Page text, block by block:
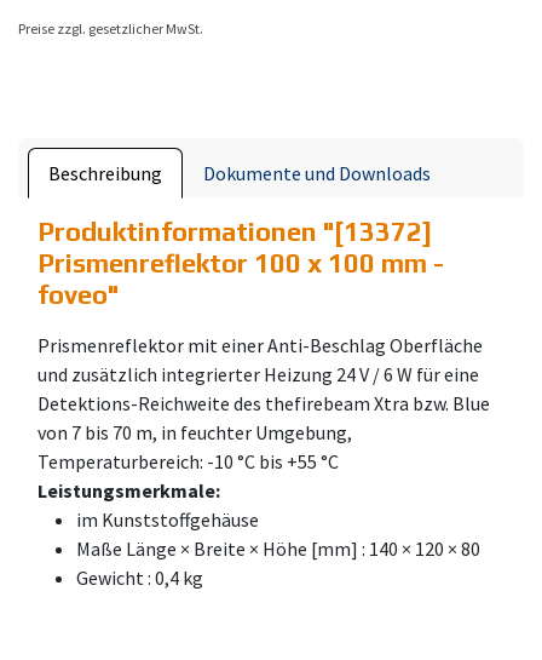
Preise zzgl. gesetzlicher MwSt.
Beschreibung Dokumente und Downloads
Produktinformationen " [13372]
Prismenreflektor 100 x 100 mm -
foveo"
Prismenreflektor mit einer Anti-Beschlag Oberfläche
und zusätzlich integrierter Heizung 24 V / 6 W für eine
Detektions-Reichweite des thefirebeam Xtra bzw. Blue
von 7 bis 70 m, in feuchter Umgebung,
Temperaturbereich: -10 °C bis +55 °C
Leistungsmerkmale:
im Kunststoffgehäuse
Maße Länge × Breite × Höhe [mm] : 140 × 120 × 80
Gewicht : 0,4 kg